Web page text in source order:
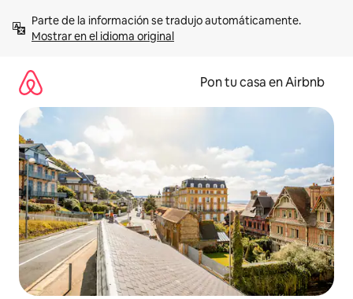
contenidoMostrar en el idioma original
Pon tu casa en Airbnb